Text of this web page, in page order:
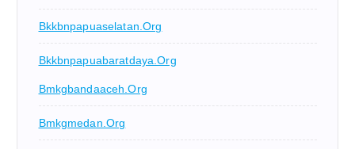
Bkkbnpapuaselatan.org
Bkkbnpapuabaratdaya.org
Bmkgbandaaceh.org
Bmkgmedan.org